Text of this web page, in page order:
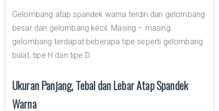
Gelombang atap spandek warna terdiri dari gelombang
besar dan gelombang kecil. Masing – masing
gelombang terdapat beberapa tipe seperti gelombang
bulat, tipe H dan tipe D.
Ukuran Panjang, Tebal dan Lebar Atap Spandek
Warna